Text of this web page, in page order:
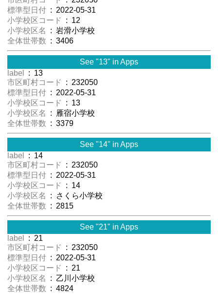
標準型日付 : 2022-05-31
小学校区コード
: 12
小学校区名
: 岩滑小学校
全体世帯数 : 3406
See "13" in Apps
label
: 13
市区町村コード
: 232050
標準型日付 : 2022-05-31
小学校区コード
: 13
小学校区名
: 雁宿小学校
全体世帯数 : 3379
See "14" in Apps
label
: 14
市区町村コード
: 232050
標準型日付 : 2022-05-31
小学校区コード
: 14
小学校区名
: さくら小学校
全体世帯数 : 2815
See "21" in Apps
label
: 21
市区町村コード
: 232050
標準型日付 : 2022-05-31
小学校区コード
: 21
小学校区名
: 乙川小学校
全体世帯数 : 4824